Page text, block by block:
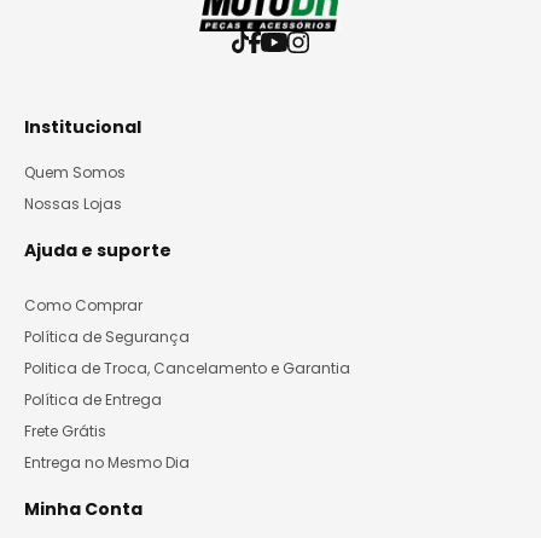
Institucional
Quem Somos
Nossas Lojas
Ajuda e suporte
Como Comprar
Política de Segurança
Politica de Troca, Cancelamento e Garantia
Política de Entrega
Frete Grátis
Entrega no Mesmo Dia
Minha Conta